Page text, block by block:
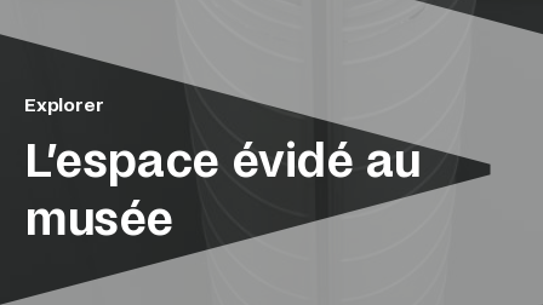
L’espace évidé au
musée
Explorer